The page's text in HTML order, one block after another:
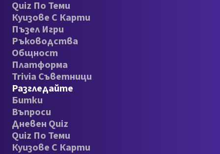
Quiz По Теми
Куизове С Карти
Пъзел Игри
Ръководства
Общност
Платформа
Trivia Съветници
Разгледайте
Битки
Въпроси
Дневен Quiz
Quiz По Теми
Куизове С Карти